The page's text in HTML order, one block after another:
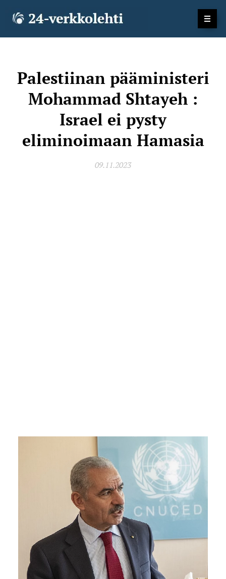
Palestiinan pääministeri
Mohammad Shtayeh :
Israel ei pysty
eliminoimaan Hamasia
09.11.2023